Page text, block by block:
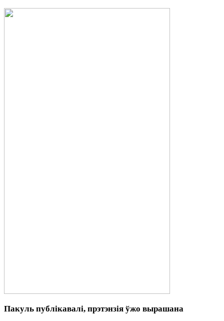
Пакуль публікавалі, прэтэнзія ўжо вырашана